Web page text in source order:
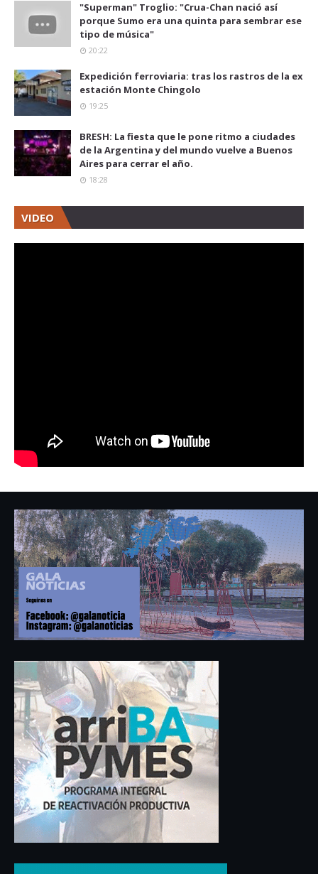
"Superman" Troglio: "Crua-Chan nació así
porque Sumo era una quinta para sembrar ese
tipo de música"
20:22
Expedición ferroviaria: tras los rastros de la ex
estación Monte Chingolo
19:25
BRESH: La fiesta que le pone ritmo a ciudades
de la Argentina y del mundo vuelve a Buenos
Aires para cerrar el año.
18:28
VIDEO